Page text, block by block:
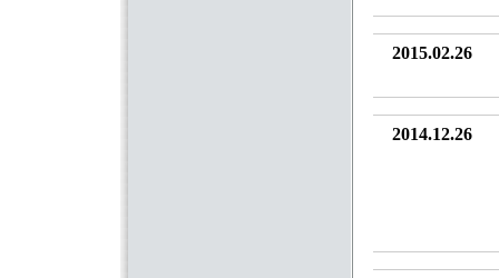
2015.02.26
2014.12.26